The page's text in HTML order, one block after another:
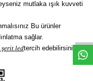
W
h
t
s
a
p
p
D
e
s
e
H
a
t
t
mutlaka ışık kuvveti
Bu ürünler
sağlar.
ledtercih edebilirsiniz.